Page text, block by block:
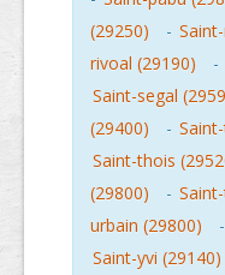
(29250)
-
rivoal (29190)
-
Saint-segal
(29400)
-
Saint-thois
(29800)
-
urbain (29800)
-
Saint-yvi (29140)